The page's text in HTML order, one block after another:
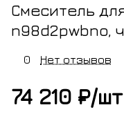
Смеситель
n98d2pwbno,
0 Нет отзывов
74 210 ₽/шт